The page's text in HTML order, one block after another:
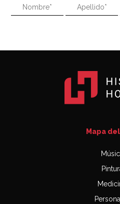
"En política, la
Napoleón
Mapa